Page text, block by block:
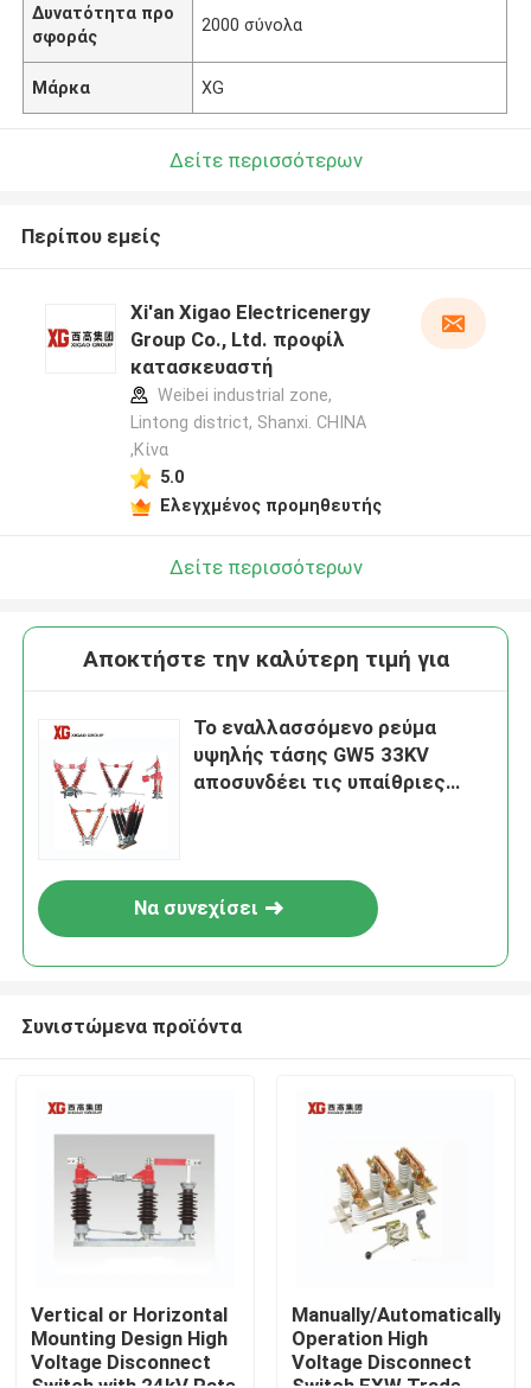
Σπίτι
Προϊόντα
Περίπου εμείς
Δυνατότητα προ
σφοράς
2000 σύνολα
Μάρκα XG
Δείτε περισσότερων
Περίπου εμείς
Xi'an Xigao Electricenergy
Group Co., Ltd. προφίλ
κατασκευαστή
Weibei industrial zone,
Lintong district, Shanxi. CHINA
,Κίνα
5.0
Ελεγχμένος προμηθευτής
Δείτε περισσότερων
Αποκτήστε την καλύτερη τιμή για
Το εναλλασσόμενο ρεύμα
υψηλής τάσης GW5 33KV
αποσυνδέει τις υπαίθριες
Να συνεχίσει
Συνιστώμενα προϊόντα
Vertical or Horizontal
Mounting Design High
Voltage Disconnect
Manually/Automatically
Operation High
Voltage Disconnect